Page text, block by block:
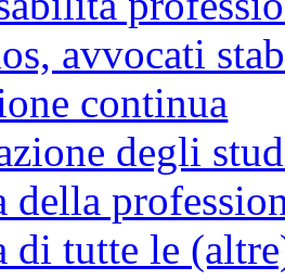
avvocati
continua
degli
della
di tutte le